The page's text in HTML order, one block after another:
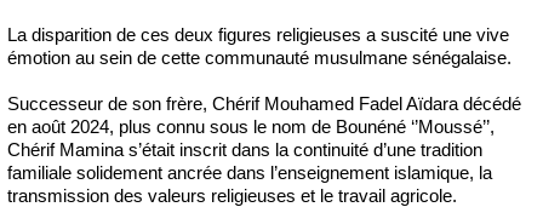
La disparition de ces deux figures religieuses a suscité une vive
émotion au sein de cette communauté musulmane sénégalaise.
Successeur de son frère, Chérif Mouhamed Fadel Aïdara décédé
en août 2024, plus connu sous le nom de Bounéné ‘’Moussé’’,
Chérif Mamina s’était inscrit dans la continuité d’une tradition
familiale solidement ancrée dans l’enseignement islamique, la
transmission des valeurs religieuses et le travail agricole.